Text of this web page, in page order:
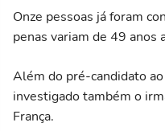
Onze pessoas já foram
penas variam de 49 anos
Além do pré-candidato
investigado também o
França.